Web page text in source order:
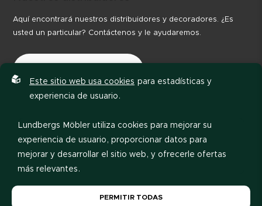
Aquí encontrará nuestros distribuidores y decoradores. ¿Es
usted un particular? Contáctenos y le ayudaremos.
Política de privacidad
Este sitio web usa cookies para estadísticas y
experiencia de usuario.
Lundbergs Möbler utiliza cookies para mejorar su
experiencia de usuario, proporcionar datos para
mejorar y desarrollar el sitio web, y ofrecerle ofertas
más relevantes.
PERMITIR TODAS